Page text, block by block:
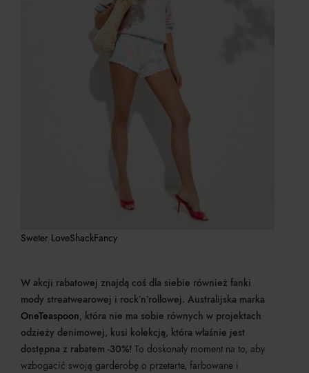
Sweter LoveShackFancy
W akcji rabatowej znajdą coś dla siebie również fanki
mody streatwearowej i rock’n’rollowej. Australijska marka
OneTeaspoon, która nie ma sobie równych w projektach
odzieży denimowej, kusi kolekcją, która właśnie jest
dostępna z rabatem -30%! To doskonały moment na to, aby
wzbogacić swoją garderobę o przetarte, farbowane i